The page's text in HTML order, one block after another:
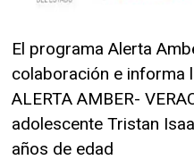
El programa Alerta
colaboración e informa
ALERTA AMBER-
adolescente Tristan
años de edad